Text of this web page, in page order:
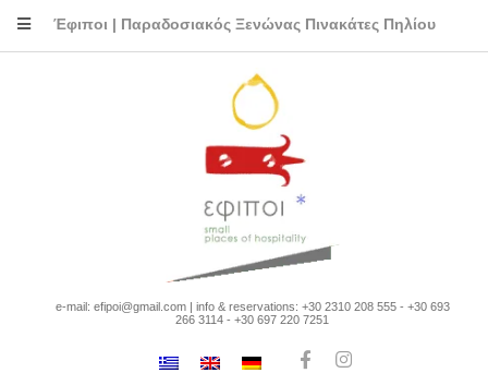
Έφιποι | Παραδοσιακός Ξενώνας Πινακάτες Πηλίου
e-mail: efipoi@gmail.com | info & reservations: +30 2310 208 555 - +30 693
266 3114 - +30 697 220 7251